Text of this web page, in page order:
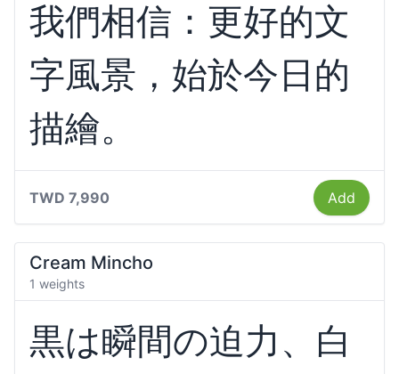
我們相信：更好的文
字風景，始於今日的
描繪。
TWD 7,990 Add
Cream Mincho
1 weights
黒は瞬間の迫力、白